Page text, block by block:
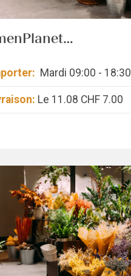
Mardi 09:00 - 18:30
Le 11.08 CHF 7.00